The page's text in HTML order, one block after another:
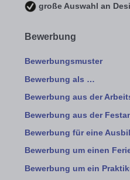
große Auswahl an
Bewerbung
Bewerbungsmuster
Bewerbung als …
Bewerbung aus der
Bewerbung aus der
Bewerbung für eine
Bewerbung um einen
Bewerbung um ein